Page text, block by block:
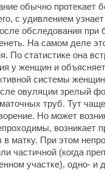
обычно протекает
с удивлением
обследования при
На самом деле
По статистике она
у женщин и
системы
овуляции зрелый
труб. Тут
Но может
возникает
в матку. При этом
частичной (когда
участке), одно- и